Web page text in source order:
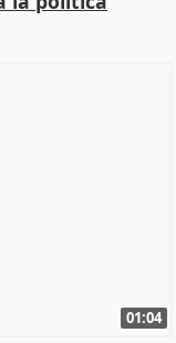
01:04